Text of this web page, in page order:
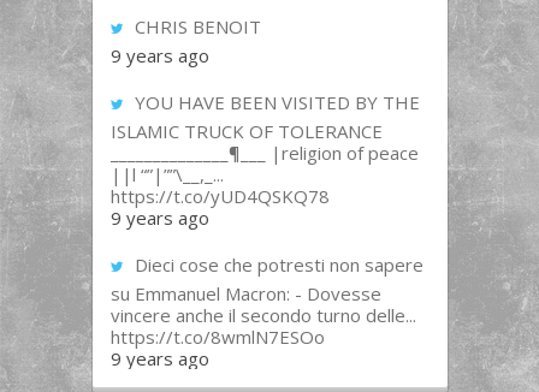
CHRIS BENOIT
9 years ago
YOU HAVE BEEN VISITED BY THE
ISLAMIC TRUCK OF TOLERANCE
______________¶___ |religion of peace
||l “”|””\__,_...
https://t.co/yUD4QSKQ78
9 years ago
Dieci cose che potresti non sapere
su Emmanuel Macron: - Dovesse
vincere anche il secondo turno delle...
https://t.co/8wmlN7ESOo
9 years ago